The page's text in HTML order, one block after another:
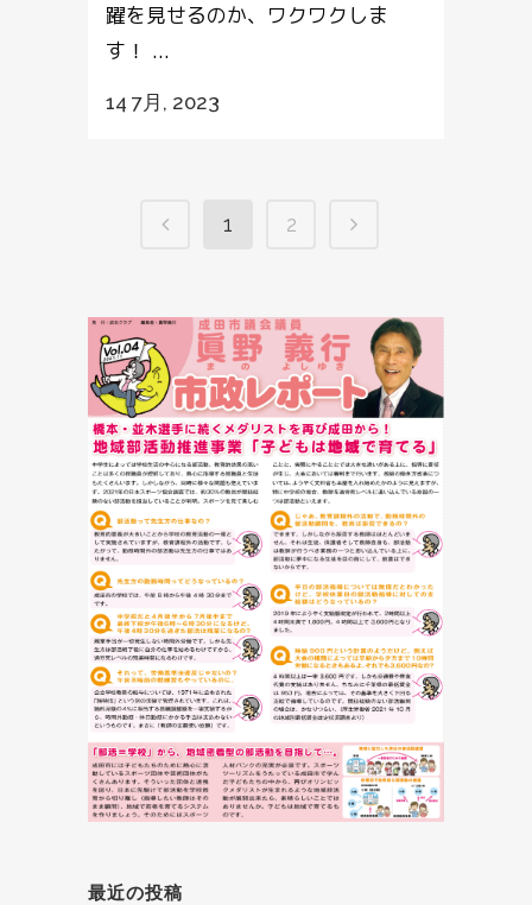
躍を見せるのか、ワクワクしま
す！ ...
14 7月, 2023
1 2
最近の投稿